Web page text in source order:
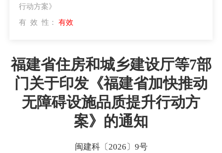
行动方案》
有 效 性： 有效
福建省住房和城乡建设厅等7部
门关于印发《福建省加快推动
无障碍设施品质提升行动方
案》的通知
闽建科〔2026〕9号